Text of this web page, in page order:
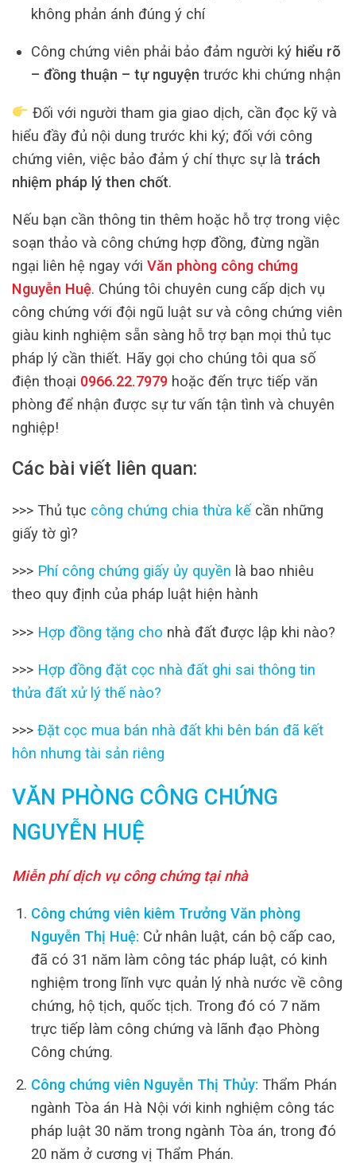
không phản ánh đúng ý chí
Công chứng viên phải bảo đảm người ký hiểu rõ
– đồng thuận – tự nguyện trước khi chứng nhận
Đối với người tham gia giao dịch, cần đọc kỹ và
hiểu đầy đủ nội dung trước khi ký; đối với công
chứng viên, việc bảo đảm ý chí thực sự là trách
nhiệm pháp lý then chốt.
Nếu bạn cần thông tin thêm hoặc hỗ trợ trong việc
soạn thảo và công chứng hợp đồng, đừng ngần
ngại liên hệ ngay với Văn phòng công chứng
Nguyễn Huệ. Chúng tôi chuyên cung cấp dịch vụ
công chứng với đội ngũ luật sư và công chứng viên
giàu kinh nghiệm sẵn sàng hỗ trợ bạn mọi thủ tục
pháp lý cần thiết. Hãy gọi cho chúng tôi qua số
điện thoại 0966.22.7979 hoặc đến trực tiếp văn
phòng để nhận được sự tư vấn tận tình và chuyên
nghiệp!
Các bài viết liên quan:
>>> Thủ tục công chứng chia thừa kế cần những
giấy tờ gì?
>>> Phí công chứng giấy ủy quyền là bao nhiêu
theo quy định của pháp luật hiện hành
>>> Hợp đồng tặng cho nhà đất được lập khi nào?
>>> Hợp đồng đặt cọc nhà đất ghi sai thông tin
thửa đất xử lý thế nào?
>>> Đặt cọc mua bán nhà đất khi bên bán đã kết
hôn nhưng tài sản riêng
VĂN PHÒNG CÔNG CHỨNG
NGUYỄN HUỆ
Miễn phí dịch vụ công chứng tại nhà
Công chứng viên kiêm Trưởng Văn phòng
Nguyễn Thị Huệ: Cử nhân luật, cán bộ cấp cao,
đã có 31 năm làm công tác pháp luật, có kinh
nghiệm trong lĩnh vực quản lý nhà nước về công
chứng, hộ tịch, quốc tịch. Trong đó có 7 năm
trực tiếp làm công chứng và lãnh đạo Phòng
Công chứng.
Công chứng viên Nguyễn Thị Thủy: Thẩm Phán
ngành Tòa án Hà Nội với kinh nghiệm công tác
pháp luật 30 năm trong ngành Tòa án, trong đó
20 năm ở cương vị Thẩm Phán.